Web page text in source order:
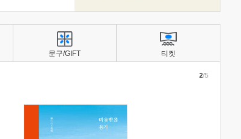
2/5
문구/GIFT 티켓